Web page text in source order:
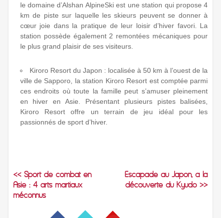
le domaine d’Alshan AlpineSki est une station qui propose 4
km de piste sur laquelle les skieurs peuvent se donner à
cœur joie dans la pratique de leur loisir d’hiver favori. La
station possède également 2 remontées mécaniques pour
le plus grand plaisir de ses visiteurs.
Kiroro Resort du Japon : localisée à 50 km à l’ouest de la
ville de Sapporo, la station Kiroro Resort est comptée parmi
ces endroits où toute la famille peut s’amuser pleinement
en hiver en Asie. Présentant plusieurs pistes balisées,
Kiroro Resort offre un terrain de jeu idéal pour les
passionnés de sport d’hiver.
<< Sport de combat en
Asie : 4 arts martiaux
méconnus
Escapade au Japon, à la
découverte du Kyudo >>